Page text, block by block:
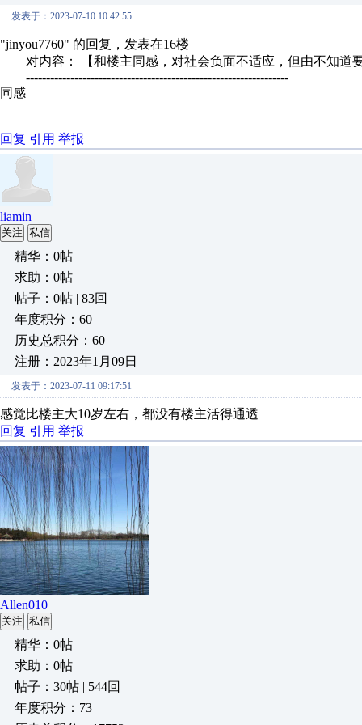
发表于：2023-07-10 10:42:55
"jinyou7760" 的回复，发表在16楼
对内容： 【和楼主同感，对社会负面不适应，但由不知道
-----------------------------------------------------------------
同感
回复 引用 举报
liamin
关注 私信
精华：0帖
求助：0帖
帖子：0帖 | 83回
年度积分：60
历史总积分：60
注册：2023年1月09日
发表于：2023-07-11 09:17:51
感觉比楼主大10岁左右，都没有楼主活得通透
回复 引用 举报
Allen010
关注 私信
精华：0帖
求助：0帖
帖子：30帖 | 544回
年度积分：73